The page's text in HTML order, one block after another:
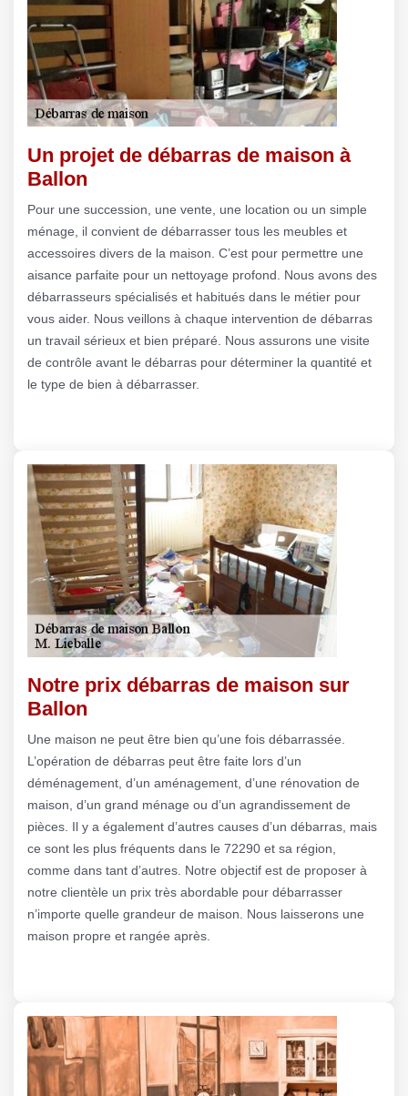
Un projet de débarras de maison à
Ballon
Pour une succession, une vente, une location ou un simple
ménage, il convient de débarrasser tous les meubles et
accessoires divers de la maison. C’est pour permettre une
aisance parfaite pour un nettoyage profond. Nous avons des
débarrasseurs spécialisés et habitués dans le métier pour
vous aider. Nous veillons à chaque intervention de débarras
un travail sérieux et bien préparé. Nous assurons une visite
de contrôle avant le débarras pour déterminer la quantité et
le type de bien à débarrasser.
Notre prix débarras de maison sur
Ballon
Une maison ne peut être bien qu’une fois débarrassée.
L’opération de débarras peut être faite lors d’un
déménagement, d’un aménagement, d’une rénovation de
maison, d’un grand ménage ou d’un agrandissement de
pièces. Il y a également d’autres causes d’un débarras, mais
ce sont les plus fréquents dans le 72290 et sa région,
comme dans tant d’autres. Notre objectif est de proposer à
notre clientèle un prix très abordable pour débarrasser
n’importe quelle grandeur de maison. Nous laisserons une
maison propre et rangée après.